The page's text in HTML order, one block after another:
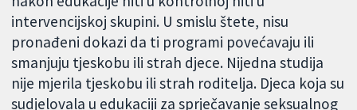
intervencijskoj skupini. U smislu štete, nisu
pronađeni dokazi da ti programi povećavaju ili
smanjuju tjeskobu ili strah djece. Nijedna studija
nije mjerila tjeskobu ili strah roditelja. Djeca koja su
sudjelovala u edukaciji za sprječavanje seksualnog